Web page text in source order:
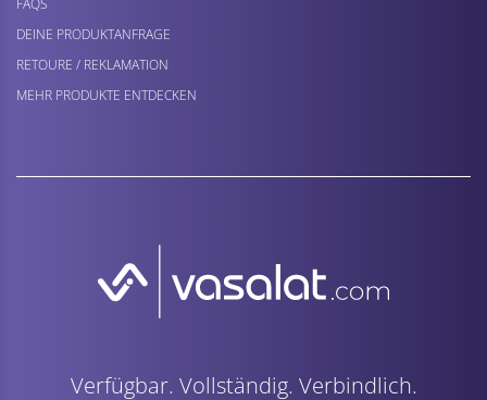
DEINE PRODUKTANFRAGE
RETOURE / REKLAMATION
MEHR PRODUKTE ENTDECKEN
Verfügbar. Vollständig. Verbindlich.